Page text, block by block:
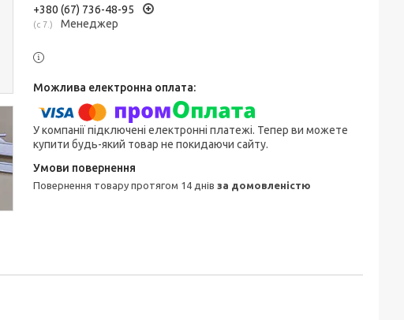
+380 (67) 736-48-95
с 7. Менеджер
У компанії підключені електронні платежі. Тепер ви можете
купити будь-який товар не покидаючи сайту.
повернення товару протягом 14 днів за домовленістю